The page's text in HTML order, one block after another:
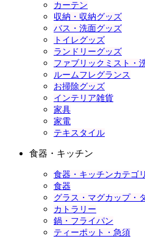
カーテン
収納・収納グッズ
バス・洗面グッズ
トイレグッズ
ランドリーグッズ
ファブリックミスト・
ルームフレグランス
お掃除グッズ
インテリア雑貨
家具
家電
テキスタイル
食器・キッチン
食器・キッチンカテゴ
食器
グラス・マグカップ・
カトラリー
鍋・フライパン
ティーポット・急須